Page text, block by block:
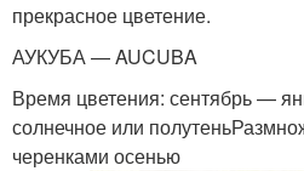
прекрасное цветение.
АУКУБА — AUCUBA
Время цветения: сентябрь —
солнечное или
черенками осенью